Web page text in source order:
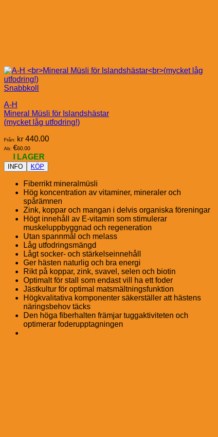
Snabbkoll
A-H
Mineral Müsli för Islandshästar
(mycket låg utfodring!)
Från: kr 440.00
Ab: €60.00
I LAGER
INFO KÖP
Fiberrikt mineralmüsli
Hög koncentration av vitaminer, mineraler och
spårämnen
Zink, koppar och mangan i delvis organiska föreningar
Högt innehåll av E-vitamin som stimulerar
muskeluppbyggnad och regeneration
Utan spannmål och melass
Låg utfodringsmängd
Lågt socker- och stärkelseinnehåll
Ger hästen naturlig och bra energi
Rikt på koppar, zink, svavel, selen och biotin
Optimalt för stall som endast vill ha ett foder
Jästkultur för optimal matsmältningsfunktion
Högkvalitativa komponenter säkerställer att hästens
näringsbehov täcks
Den höga fiberhalten främjar tuggaktiviteten och
optimerar foderupptagningen